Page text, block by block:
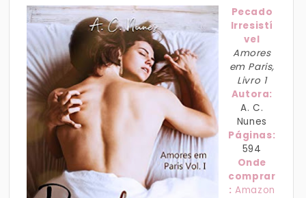
Pecado
Irresistí
vel
Amores
em Paris,
Livro 1
Autora:
A. C.
Nunes
Páginas:
594
Onde
comprar
: Amazon